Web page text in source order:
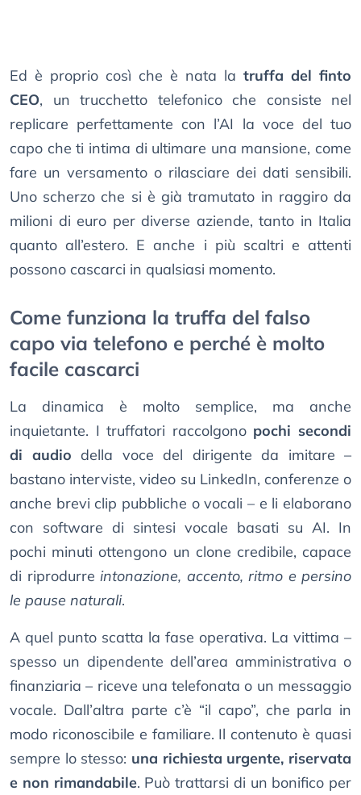
Ed è proprio così che è nata la truffa del finto
CEO, un trucchetto telefonico che consiste nel
replicare perfettamente con l’AI la voce del tuo
capo che ti intima di ultimare una mansione, come
fare un versamento o rilasciare dei dati sensibili.
Uno scherzo che si è già tramutato in raggiro da
milioni di euro per diverse aziende, tanto in Italia
quanto all’estero. E anche i più scaltri e attenti
possono cascarci in qualsiasi momento.
Come funziona la truffa del falso
capo via telefono e perché è molto
facile cascarci
La dinamica è molto semplice, ma anche
inquietante. I truffatori raccolgono pochi secondi
di audio della voce del dirigente da imitare –
bastano interviste, video su LinkedIn, conferenze o
anche brevi clip pubbliche o vocali – e li elaborano
con software di sintesi vocale basati su AI. In
pochi minuti ottengono un clone credibile, capace
di riprodurre intonazione, accento, ritmo e persino
le pause naturali.
A quel punto scatta la fase operativa. La vittima –
spesso un dipendente dell’area amministrativa o
finanziaria – riceve una telefonata o un messaggio
vocale. Dall’altra parte c’è “il capo”, che parla in
modo riconoscibile e familiare. Il contenuto è quasi
sempre lo stesso: una richiesta urgente, riservata
e non rimandabile. Può trattarsi di un bonifico per